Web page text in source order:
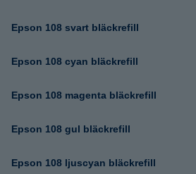
Epson 108 svart bläckrefill
Epson 108 cyan bläckrefill
Epson 108 magenta bläckrefill
Epson 108 gul bläckrefill
Epson 108 ljuscyan bläckrefill